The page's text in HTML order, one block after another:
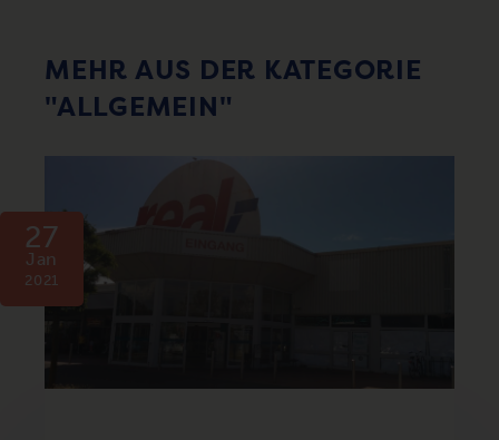
MEHR AUS DER KATEGORIE
"ALLGEMEIN"
27
Jan
2021